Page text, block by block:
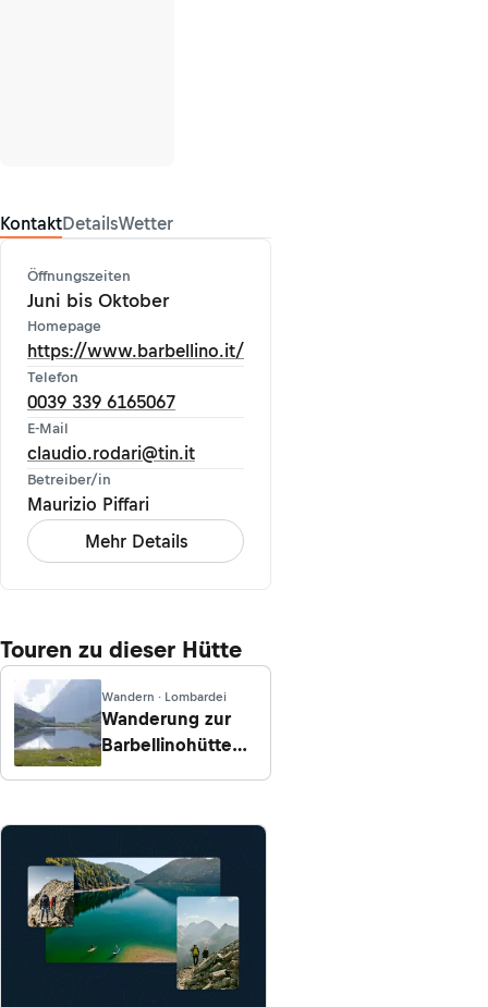
KontaktDetailsWetter
Öffnungszeiten
Juni bis Oktober
Homepage
https://www.barbellino.it/
Telefon
0039 339 6165067
E-Mail
claudio.rodari@tin.it
Betreiber/in
Maurizio Piffari
Mehr Details
Touren zu dieser Hütte
Wandern · Lombardei
Wanderung zur
Barbellinohütte